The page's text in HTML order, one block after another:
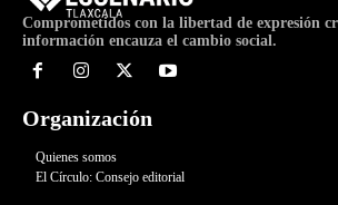
Comprometidos con la libertad de expresión
información encauza el cambio social.
Organización
Quienes somos
El Círculo: Consejo editorial